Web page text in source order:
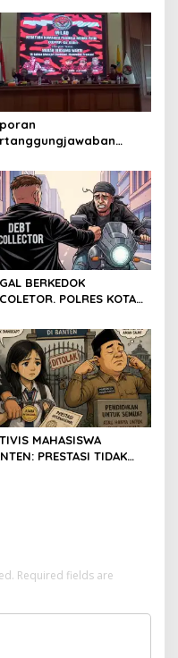
Milad KKPMP ke-15
Ditutup
BERKEDOK
POLRES KOTA
MAHASISWA
PRESTASI TIDAK
Required fields are